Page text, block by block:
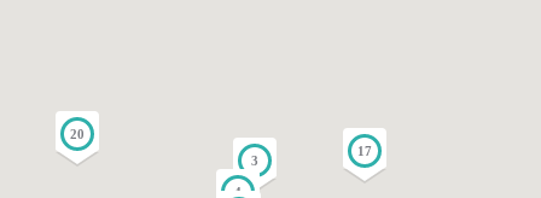
3
4
17
20